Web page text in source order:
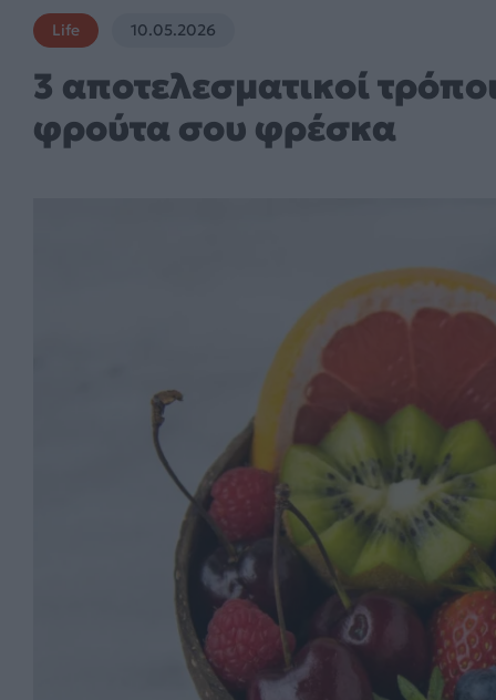
Life 10.05.2026
3 αποτελεσματικοί
φρούτα σου φρέσκα